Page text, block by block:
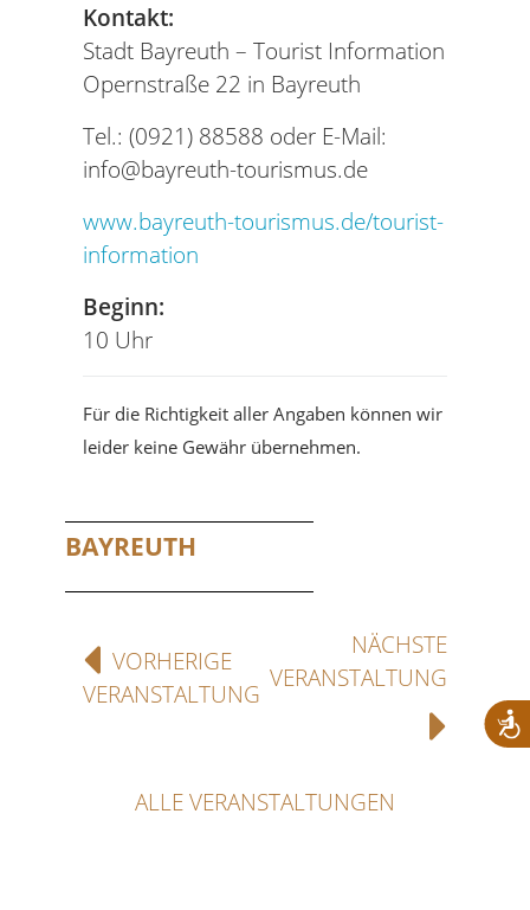
Kontakt:
Stadt Bayreuth – Tourist Information
Opernstraße 22 in Bayreuth
Tel.: (0921) 88588 oder E-Mail:
info@bayreuth-tourismus.de
www.bayreuth-tourismus.de/tourist-
information
Beginn:
10 Uhr
Für die Richtigkeit aller Angaben können wir
leider keine Gewähr übernehmen.
BAYREUTH
VORHERIGE
VERANSTALTUNG
NÄCHSTE
VERANSTALTUNG
ALLE VERANSTALTUNGEN